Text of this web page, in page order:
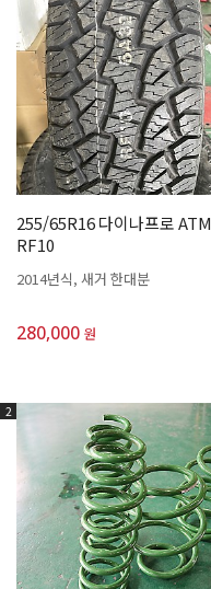
255/65R16 다이나프로 ATM
RF10
2014년식, 새거 한대분
280,000 원
2